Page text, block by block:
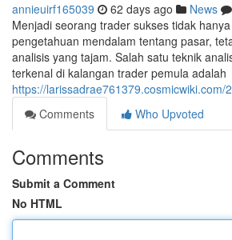
annieuirf165039 62 days ago News
Menjadi seorang trader sukses tidak
pengetahuan mendalam tentang pasar,
analisis yang tajam. Salah satu teknik
terkenal di kalangan trader pemula adalah
https://
Comments
Who Upvoted
Comments
Submit a Comment
No HTML